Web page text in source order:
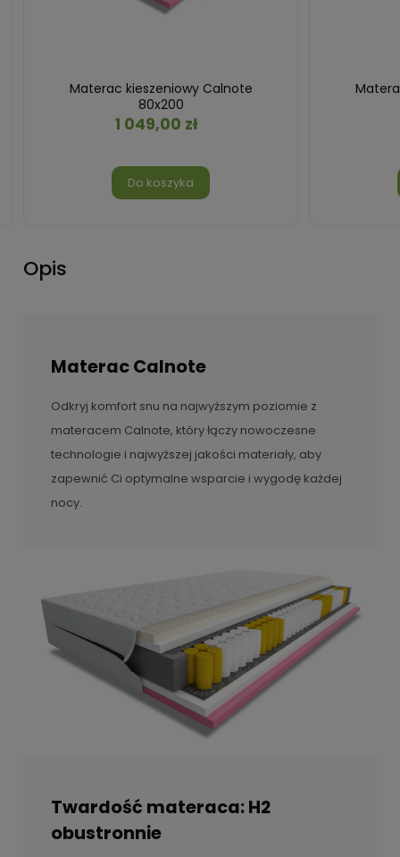
Materac kieszeniowy Calnote
80x200
1 049,00 zł
Do koszyka
Opis
Materac Calnote
Odkryj komfort snu na najwyższym poziomie z
materacem Calnote, który łączy nowoczesne
technologie i najwyższej jakości materiały, aby
zapewnić Ci optymalne wsparcie i wygodę każdej
nocy.
Twardość materaca: H2
obustronnie